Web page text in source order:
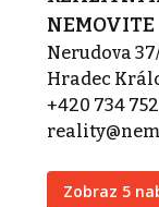
NEMOVITE
Nerudova
Hradec
+420 734
Zobraz 5